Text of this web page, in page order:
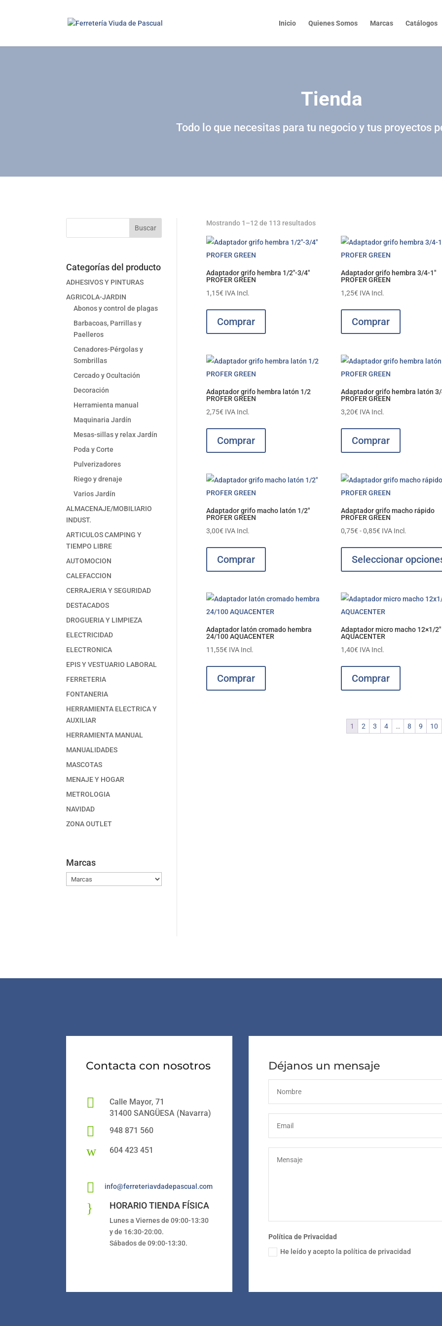
Inicio Quienes Somos Marcas Catálogos
Tienda
Todo lo que necesitas para tu negocio y tus proyectos
Buscar
Categorías del producto
ADHESIVOS Y PINTURAS
AGRICOLA-JARDIN
Abonos y control de plagas
Barbacoas, Parrillas y
Paelleros
Cenadores-Pérgolas y
Sombrillas
Cercado y Ocultación
Decoración
Herramienta manual
Maquinaria Jardín
Mesas-sillas y relax Jardín
Poda y Corte
Pulverizadores
Riego y drenaje
Varios Jardín
ALMACENAJE/MOBILIARIO
INDUST.
ARTICULOS CAMPING Y
TIEMPO LIBRE
AUTOMOCION
CALEFACCION
CERRAJERIA Y SEGURIDAD
DESTACADOS
DROGUERIA Y LIMPIEZA
ELECTRICIDAD
ELECTRONICA
EPIS Y VESTUARIO LABORAL
FERRETERIA
FONTANERIA
HERRAMIENTA ELECTRICA Y
AUXILIAR
HERRAMIENTA MANUAL
MANUALIDADES
MASCOTAS
MENAJE Y HOGAR
METROLOGIA
NAVIDAD
ZONA OUTLET
Marcas
Mostrando 1–12 de 113 resultados
Adaptador grifo hembra 1/2″-3/4″
PROFER GREEN
1,15€ IVA Incl.
Comprar
Adaptador grifo hembra 3/4-1″
PROFER GREEN
1,25€ IVA Incl.
Comprar
Adaptador grifo hembra latón 1/2
PROFER GREEN
2,75€ IVA Incl.
Comprar
Adaptador grifo hembra latón 3/
PROFER GREEN
3,20€ IVA Incl.
Comprar
Adaptador grifo macho latón 1/2″
PROFER GREEN
3,00€ IVA Incl.
Comprar
Adaptador grifo macho rápido
PROFER GREEN
0,75€ - 0,85€ Rango
precios:
hasta
IVA Incl.
Seleccionar
Adaptador latón cromado hembra
24/100 AQUACENTER
11,55€ IVA Incl.
Comprar
Adaptador micro macho 12×1/2″
AQUACENTER
1,40€ IVA Incl.
Comprar
1 2 3 4 … 8 9 10
Contacta con nosotros

Calle Mayor, 71
31400 SANGÜESA (Navarra)
 948 871 560
w 604 423 451
 info@ferreteriavdadepascual.com
} HORARIO TIENDA FÍSICA
Lunes a Viernes de 09:00-13:30
y de 16:30-20:00.
Sábados de 09:00-13:30.
Déjanos un mensaje
Política de Privacidad
He leído y acepto la política de privacidad